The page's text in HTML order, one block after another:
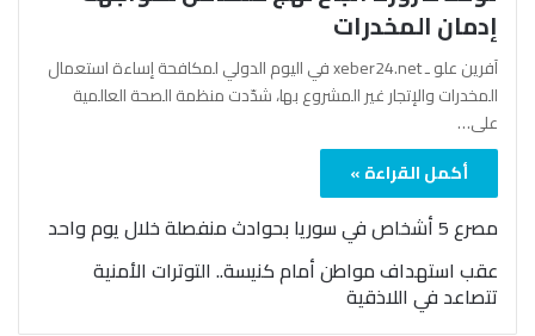
إدمان المخدرات
آفرين علو ـ xeber24.net في اليوم الدولي لمكافحة إساءة استعمال
المخدرات والإتجار غير المشروع بها، شدّدت منظمة الصحة العالمية
على…
أكمل القراءة »
مصرع 5 أشخاص في سوريا بحوادث منفصلة خلال يوم واحد
عقب استهداف مواطن أمام كنيسة.. التوترات الأمنية
تتصاعد في اللاذقية